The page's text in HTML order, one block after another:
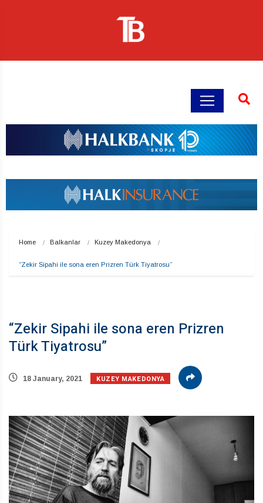
Home Balkanlar Kuzey Makedonya
“Zekir Sipahi ile sona eren Prizren Türk Tiyatrosu”
“Zekir Sipahi ile sona eren Prizren
Türk Tiyatrosu”
18 January, 2021 KUZEY MAKEDONYA